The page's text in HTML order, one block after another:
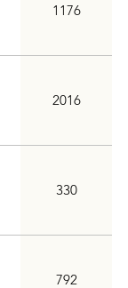
1176
2016
330
792